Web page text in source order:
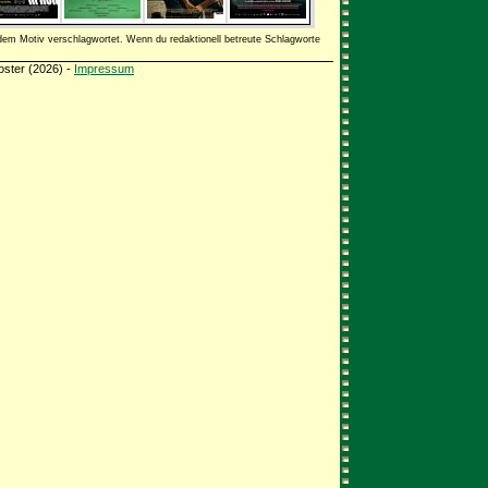
Motiv verschlagwortet. Wenn du redaktionell betreute Schlagworte
(2026) - Impressum